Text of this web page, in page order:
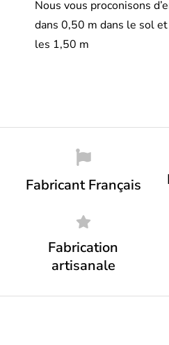
Nous vous proconisons
dans 0,50 m dans le sol
les 1,50 m
Fabricant Français
Fabrication
artisanale